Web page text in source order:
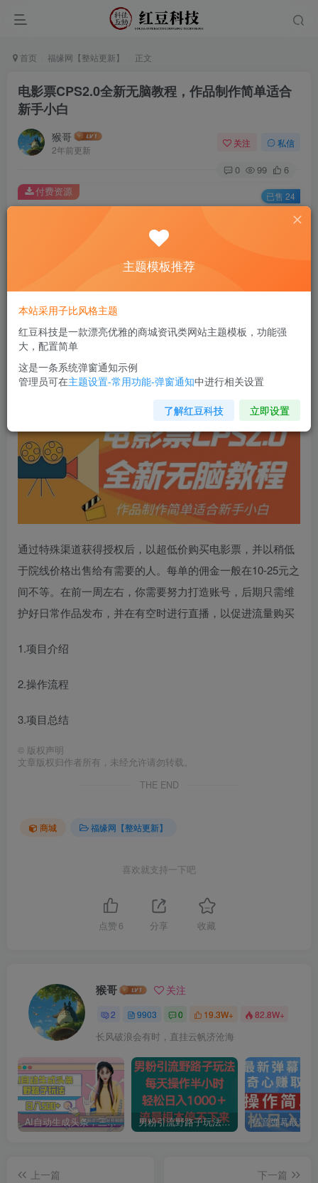
首页 福缘网【整站更新】 正文
电影票CPS2.0全新无脑教程，作品制作简单适合
新手小白
猴哥
2年前更新
关注 私信
0 99 6
此内容为付费资源，请付费后查看
￥9.9
您当前未登录！建议登陆后购买，可保存购买订单
付费资源 已售 24
电影票CPS2.0全新无脑教程，作品制作简单适合新手小白
通过特殊渠道获得授权后，以超低价购买电影票，并以稍低
于院线价格出售给有需要的人。每单的佣金一般在10-25元之
间不等。在前一周左右，你需要努力打造账号，后期只需维
护好日常作品发布，并在有空时进行直播，以促进流量购买
1.项目介绍
2.操作流程
3.项目总结
© 版权声明
文章版权归作者所有，未经允许请勿转载。
THE END
商城 福缘网【整站更新】
喜欢就支持一下吧
点赞 6 分享 收藏
猴哥 关注
2 9903 0 19.3W+ 82.8W+
长风破浪会有时，直挂云帆济沧海
AI自动生成头条，三天必起号，三分钟轻松发布内容，复制粘贴，保姆级教… 男粉引流野路子玩法，每天操作半小时轻松日入1000＋，流量根本停不下来
上一篇
下一篇
主题模板推荐
本站采用子比风格主题
红豆科技是一款漂亮优雅的商城资讯类网站主题模板，功能强
大，配置简单
这是一条系统弹窗通知示例
管理员可在主题设置-常用功能-弹窗通知中进行相关设置
了解红豆科技 立即设置